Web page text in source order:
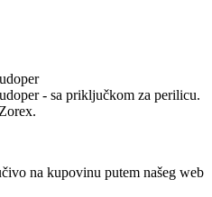
- sa priključkom za perilicu.
na kupovinu putem našeg web